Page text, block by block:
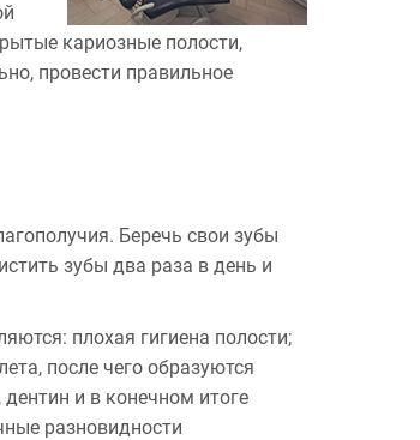
кариозные полости,
провести правильное
Беречь свои зубы
зубы два раза в день и
плохая гигиена полости;
после чего образуются
и в конечном итоге
разновидности